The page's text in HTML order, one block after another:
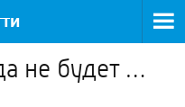
не будет …